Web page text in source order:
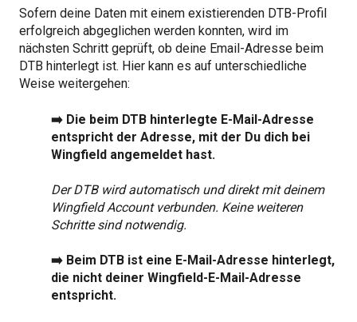
Sofern deine Daten mit einem existierenden DTB-Profil
erfolgreich abgeglichen werden konnten, wird im
nächsten Schritt geprüft, ob deine Email-Adresse beim
DTB hinterlegt ist. Hier kann es auf unterschiedliche
Weise weitergehen:
➡️ Die beim DTB hinterlegte E-Mail-Adresse
entspricht der Adresse, mit der Du dich bei
Wingfield angemeldet hast.
Der DTB wird automatisch und direkt mit deinem
Wingfield Account verbunden. Keine weiteren
Schritte sind notwendig.
➡️ Beim DTB ist eine E-Mail-Adresse hinterlegt,
die nicht deiner Wingfield-E-Mail-Adresse
entspricht.